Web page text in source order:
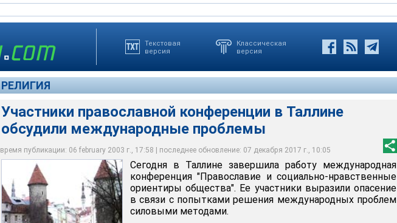
Текстовая
версия
Классическая
версия
РЕЛИГИЯ
Участники православной конференции в Таллине
обсудили международные проблемы
время публикации: 06 february 2003 г., 17:58 | последнее обновление: 07 декабря 2017 г., 10:05
В Таллине завершила работу конференция "Православие и социально-нравственные
ориентиры общества"
Архив NEWSru.com
Сегодня в Таллине завершила работу международная
конференция "Православие и социально-нравственные
ориентиры общества". Ее участники выразили опасение
в связи с попытками решения международных проблем
силовыми методами.